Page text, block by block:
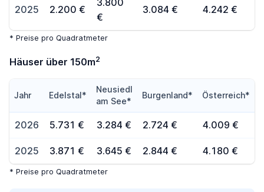
2025 2.200 €
3.800
€
3.084 € 4.242 €
* Preise pro Quadratmeter
Häuser über 150m2
Jahr Edelstal*
Neusiedl
am See*
Burgenland* Österreich*
2026 5.731 € 3.284 € 2.724 € 4.009 €
2025 3.871 € 3.645 € 2.844 € 4.180 €
* Preise pro Quadratmeter